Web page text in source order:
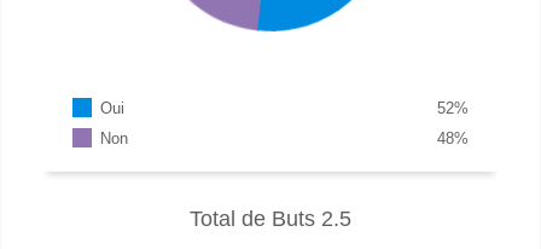
Oui %
52
Non
%
48
Total de Buts 2.5